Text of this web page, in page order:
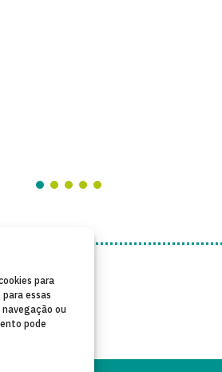
para
essas
ou
pode